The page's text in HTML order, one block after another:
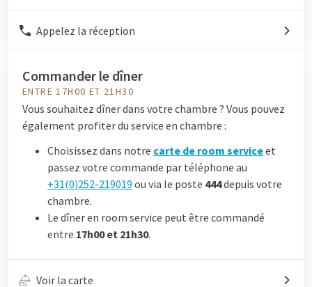
Appelez la réception
Commander le dîner
ENTRE 17H00 ET 21H30
Vous souhaitez dîner dans votre chambre ? Vous pouvez
également profiter du service en chambre :
Choisissez dans notre carte de room serviceet
passez votre commande par téléphone au
+31(0)252-219019 ou via le poste 444depuis votre
chambre.
Le dîner en room service peut être commandé
entre 17h00 et 21h30.
Voir la carte